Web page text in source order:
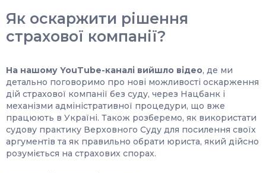
Як оскаржити рішення
страхової компанії?
На нашому YouTube-каналі вийшло відео, де ми
детально поговоримо про нові можливості оскарження
дій страхової компанії без суду, через Нацбанк і
механізми адміністративної процедури, що вже
працюють в Україні. Також розберемо, як використати
судову практику Верховного Суду для посилення своїх
аргументів та як правильно обрати юриста, який дійсно
розуміється на страхових спорах.